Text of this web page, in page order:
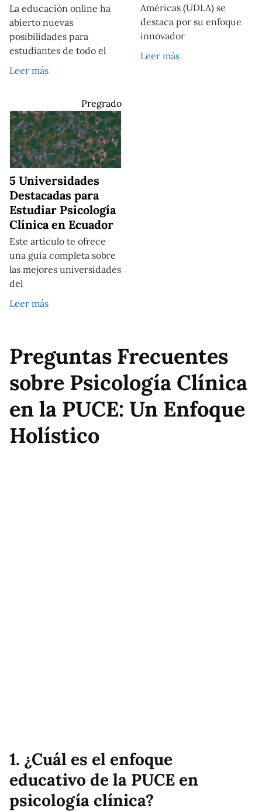
La educación online ha
abierto nuevas
posibilidades para
estudiantes de todo el
Leer más
Américas (UDLA) se
destaca por su enfoque
innovador
Leer más
Pregrado
5 Universidades
Destacadas para
Estudiar Psicología
Clínica en Ecuador
Este artículo te ofrece
una guía completa sobre
las mejores universidades
del
Leer más
Preguntas Frecuentes
sobre Psicología Clínica
en la PUCE: Un Enfoque
Holístico
1. ¿Cuál es el enfoque
educativo de la PUCE en
psicología clínica?